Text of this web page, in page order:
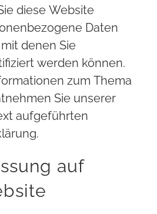
diese Website
Daten
denen Sie
werden können.
zum Thema
Sie unserer
aufgeführten
auf